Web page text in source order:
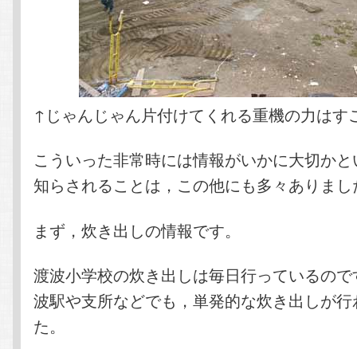
↑じゃんじゃん片付けてくれる重機の力はす
こういった非常時には情報がいかに大切か
知らされることは，この他にも多々ありま
まず，炊き出しの情報です。
渡波小学校の炊き出しは毎日行っているの
波駅や支所などでも，単発的な炊き出しが
た。